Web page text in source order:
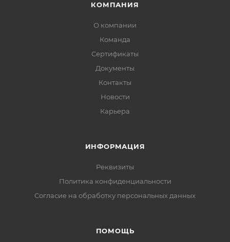
КОМПАНИЯ
О компании
Команда
Сертификаты
Документы
Контакты
Новости
Карьера
ИНФОРМАЦИЯ
Реквизиты
Политика конфиденциальности
Cогласие на обработку персональных данных
ПОМОЩЬ